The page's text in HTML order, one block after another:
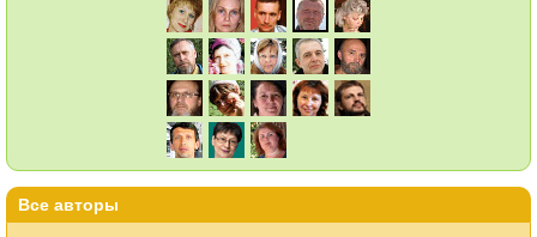
Все авторы